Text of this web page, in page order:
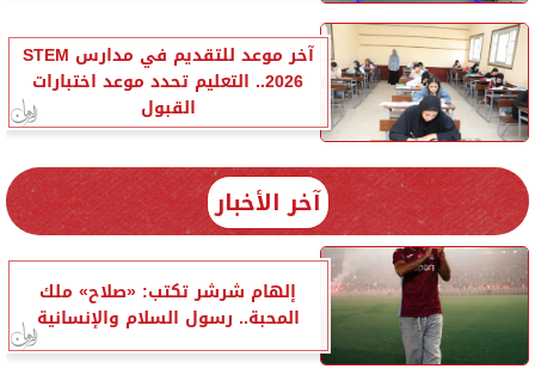
آخر موعد للتقديم في مدارس STEM
2026.. التعليم تحدد موعد اختبارات
القبول
آخر الأخبار
إلهام شرشر تكتب: «صلاح» ملك
المحبة.. رسول السلام والإنسانية